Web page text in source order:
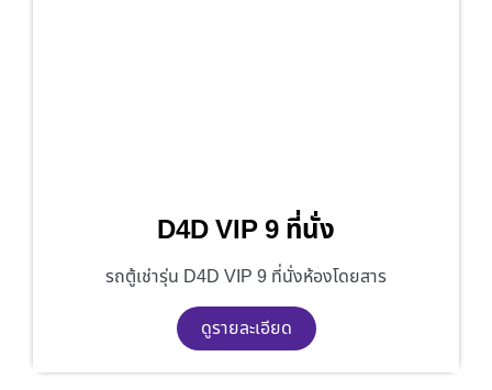
D4D VIP 9 ที่นั่ง
รถตู้เช่ารุ่น D4D VIP 9 ที่นั่งห้องโดยสาร
ดูรายละเอียด